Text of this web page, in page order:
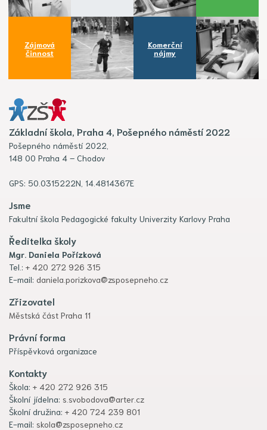
Zájmová
činnost
Komerční
nájmy
Základní škola, Praha 4, Pošepného náměstí 2022
Pošepného náměstí 2022,
148 00 Praha 4 – Chodov
GPS: 50.0315222N, 14.4814367E
Jsme
Fakultní škola Pedagogické fakulty Univerzity Karlovy Praha
Ředitelka školy
Mgr. Daniela Pořízková
Tel.: + 420 272 926 315
E-mail: daniela.porizkova@zsposepneho.cz
Zřizovatel
Městská část Praha 11
Právní forma
Příspěvková organizace
Kontakty
Škola: + 420 272 926 315
Školní jídelna: s.svobodova@arter.cz
Školní družina: + 420 724 239 801
E-mail: skola@zsposepneho.cz